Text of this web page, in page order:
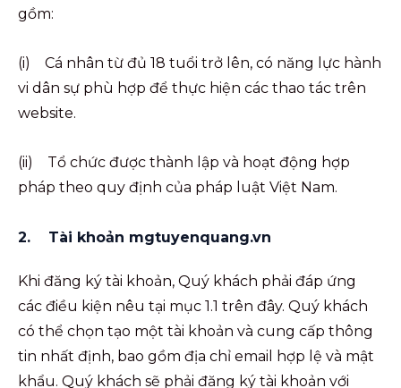
gồm:
(i) Cá nhân từ đủ 18 tuổi trở lên, có năng lực hành
vi dân sự phù hợp để thực hiện các thao tác trên
website.
(ii) Tổ chức được thành lập và hoạt động hợp
pháp theo quy định của pháp luật Việt Nam.
2. Tài khoản mgtuyenquang.vn
Khi đăng ký tài khoản, Quý khách phải đáp ứng
các điều kiện nêu tại mục 1.1 trên đây. Quý khách
có thể chọn tạo một tài khoản và cung cấp thông
tin nhất định, bao gồm địa chỉ email hợp lệ và mật
khẩu. Quý khách sẽ phải đăng ký tài khoản với